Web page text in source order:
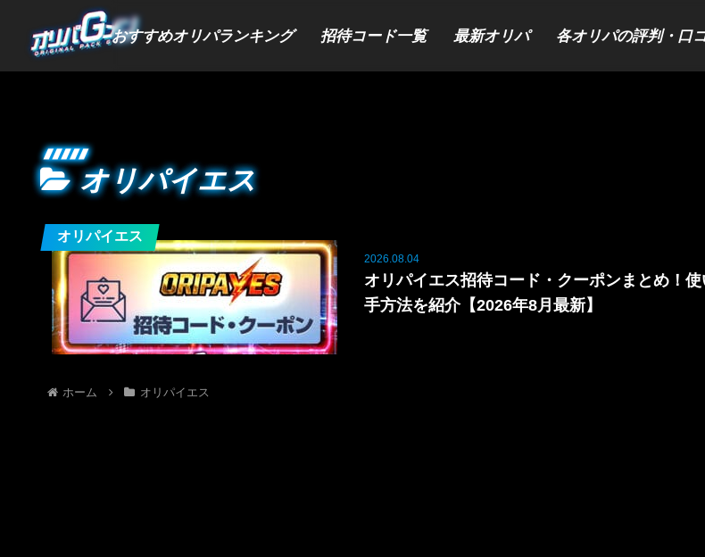
おすすめオリパランキング 招待コード一覧 最新オリパ 各オリパの評判・口
オリパイエス
オリパイエス
2026.08.04
オリパイエス招待コード・クーポンまとめ！使
手方法を紹介【2026年8月最新】
ホーム オリパイエス